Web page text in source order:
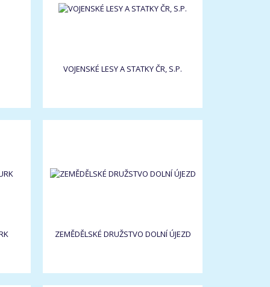
VOJENSKÉ LESY A STATKY ČR, S.P.
ZEMĚDĚLSKÉ DRUŽSTVO DOLNÍ ÚJEZD